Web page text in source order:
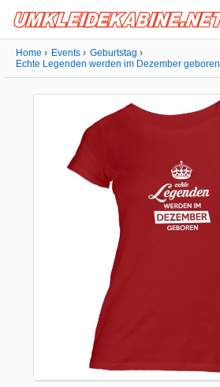
Home Events
Geburtstag
Echte Legenden werden im Dezember geboren